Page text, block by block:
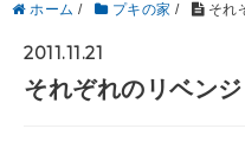
ホーム / プキの家 / それ
2011.11.21
それぞれのリベンジ